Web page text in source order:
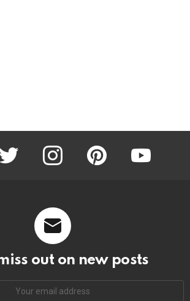
twitter instagram pinterest youtube
out on new posts